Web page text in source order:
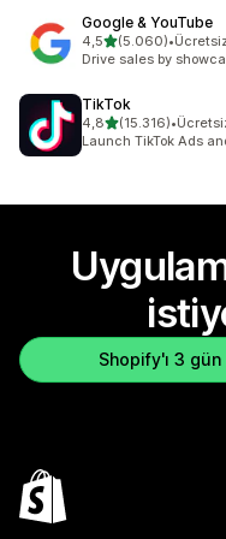
Google & YouTube
4,55 yıldız üzerinden
(5.060)
toplam 5060 •
Drive sales by
TikTok
4,85 yıldız üzerinden
(15.316)
toplam 15316•
Launch TikTok Ads
Shopify'ı 3